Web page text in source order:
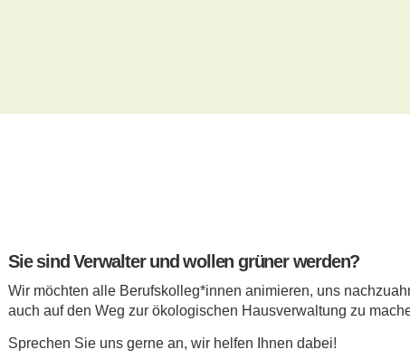
Sie sind Verwalter und wollen grüner werden?
Wir möchten alle Berufskolleg*innen animieren, uns
auch auf den Weg zur ökologischen Hausverwaltung zu
Sprechen Sie uns gerne an, wir helfen Ihnen dabei!